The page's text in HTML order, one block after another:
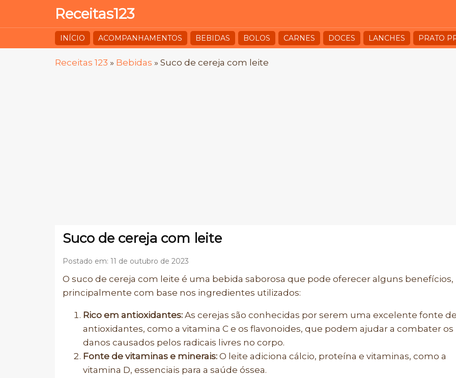
Receitas123
INÍCIO ACOMPANHAMENTOS BEBIDAS BOLOS CARNES DOCES LANCHES PRATO
Receitas 123 » Bebidas » Suco de cereja com leite
Suco de cereja com leite
Postado em: 11 de outubro de 2023
O suco de cereja com leite é uma bebida saborosa que pode oferecer alguns benefícios,
principalmente com base nos ingredientes utilizados:
Rico em antioxidantes: As cerejas são conhecidas por serem uma excelente fonte
antioxidantes, como a vitamina C e os flavonoides, que podem ajudar a combater os
danos causados pelos radicais livres no corpo.
Fonte de vitaminas e minerais: O leite adiciona cálcio, proteína e vitaminas, como a
vitamina D, essenciais para a saúde óssea.